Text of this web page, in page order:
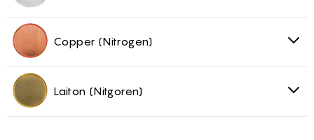
Copper (Nitrogen)
Laiton (Nitgoren)